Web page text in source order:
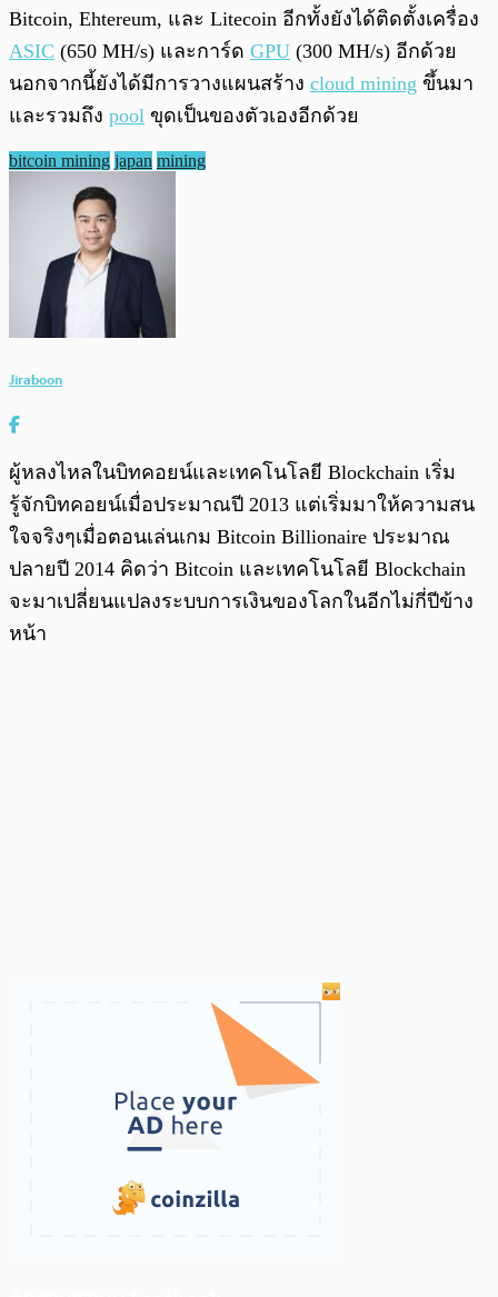
Bitcoin, Ehtereum, และ Litecoin อีกทั้งยังได้ติดตั้งเครื่อง
ASIC (650 MH/s) และการ์ด GPU (300 MH/s) อีกด้วย
นอกจากนี้ยังได้มีการวางแผนสร้าง cloud mining ขึ้นมา
และรวมถึง pool ขุดเป็นของตัวเองอีกด้วย
bitcoin mining japan mining
Jiraboon
ผู้หลงไหลในบิทคอยน์และเทคโนโลยี Blockchain เริ่ม
รู้จักบิทคอยน์เมื่อประมาณปี 2013 แต่เริ่มมาให้ความสน
ใจจริงๆเมื่อตอนเล่นเกม Bitcoin Billionaire ประมาณ
ปลายปี 2014 คิดว่า Bitcoin และเทคโนโลยี Blockchain
จะมาเปลี่ยนแปลงระบบการเงินของโลกในอีกไม่กี่ปีข้าง
หน้า